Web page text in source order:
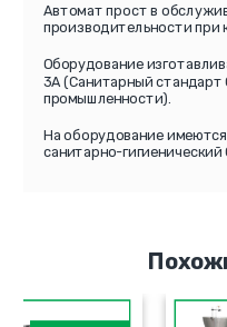
Автомат прост в
производительности при
Оборудование
3A (Санитарный
промышленности).
На оборудование
санитарно-